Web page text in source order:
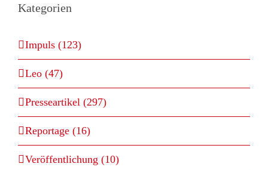
Kategorien
Impuls (123)
Leo (47)
Presseartikel (297)
Reportage (16)
Veröffentlichung (10)